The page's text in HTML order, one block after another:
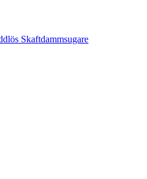
Skaftdammsugare